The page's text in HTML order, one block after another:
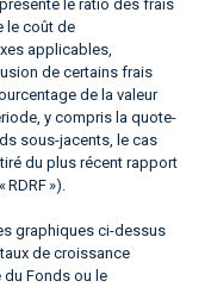
le ratio des frais
le coût de
applicables,
de certains frais
de la valeur
y compris la quote-
sous-jacents, le cas
du plus récent rapport
»).
graphiques ci-dessus
de croissance
du Fonds ou le